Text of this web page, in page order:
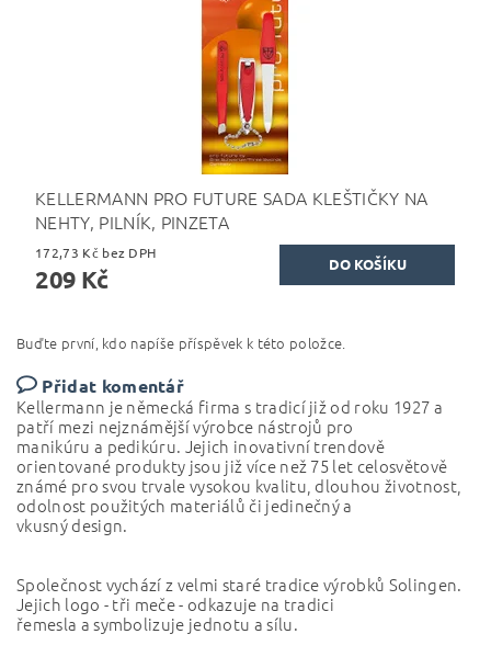
KELLERMANN PRO FUTURE SADA KLEŠTIČKY NA
NEHTY, PILNÍK, PINZETA
172,73 Kč bez DPH
209 Kč
Buďte první, kdo napíše příspěvek k této položce.
Přidat komentář
Kellermann je německá firma s tradicí již od roku 1927 a
patří mezi nejznámější výrobce nástrojů pro
manikúru a pedikúru. Jejich inovativní trendově
orientované produkty jsou již více než 75 let celosvětově
známé pro svou trvale vysokou kvalitu, dlouhou životnost,
odolnost použitých materiálů či jedinečný a
vkusný design.
Společnost vychází z velmi staré tradice výrobků Solingen.
Jejich logo - tři meče - odkazuje na tradici
řemesla a symbolizuje jednotu a sílu.